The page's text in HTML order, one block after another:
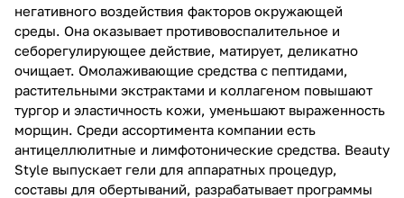
негативного воздействия факторов окружающей
среды. Она оказывает противовоспалительное и
себорегулирующее действие, матирует, деликатно
очищает. Омолаживающие средства с пептидами,
растительными экстрактами и коллагеном повышают
тургор и эластичность кожи, уменьшают выраженность
морщин. Среди ассортимента компании есть
антицеллюлитные и лимфотонические средства. Beauty
Style выпускает гели для аппаратных процедур,
составы для обертываний, разрабатывает программы